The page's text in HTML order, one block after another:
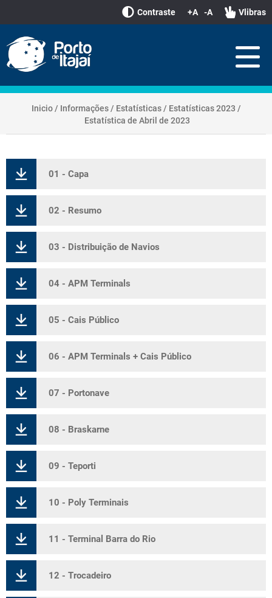
Contraste +A -A Vlibras
Inicio / Informações / Estatísticas / Estatísticas 2023 /
Estatística de Abril de 2023
01 - Capa
02 - Resumo
03 - Distribuição de Navios
04 - APM Terminals
05 - Cais Público
06 - APM Terminals + Cais Público
07 - Portonave
08 - Braskarne
09 - Teporti
10 - Poly Terminais
11 - Terminal Barra do Rio
12 - Trocadeiro